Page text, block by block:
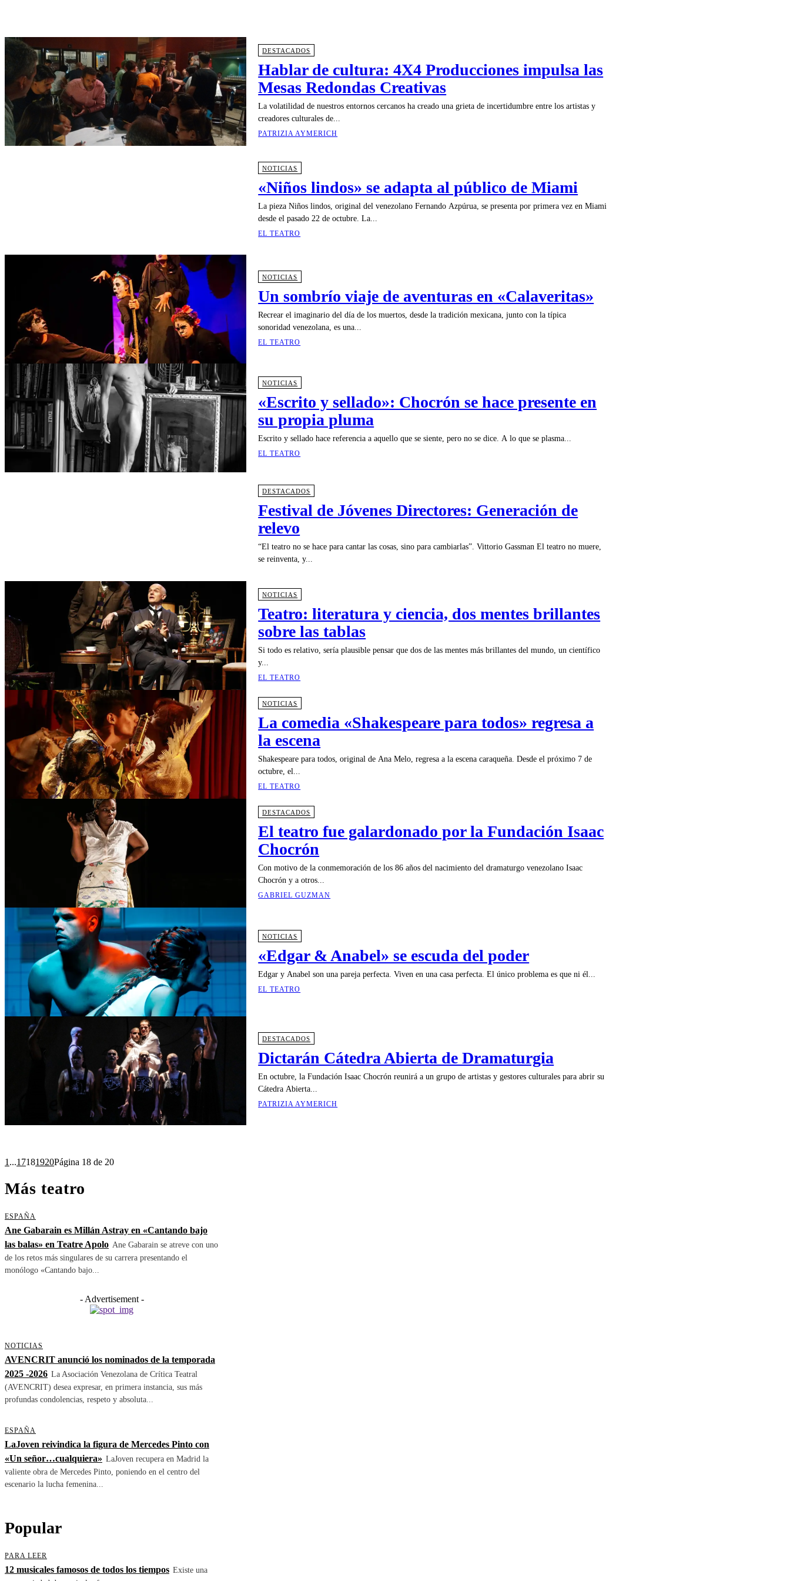
DESTACADOS
Hablar de cultura: 4X4 Producciones impulsa las
Mesas Redondas Creativas
La volatilidad de nuestros entornos cercanos ha creado una grieta de incertidumbre entre los artistas y
creadores culturales de...
PATRIZIA AYMERICH
NOTICIAS
«Niños lindos» se adapta al público de Miami
La pieza Niños lindos, original del venezolano Fernando Azpúrua, se presenta por primera vez en Miami
desde el pasado 22 de octubre. La...
EL TEATRO
NOTICIAS
Un sombrío viaje de aventuras en «Calaveritas»
Recrear el imaginario del día de los muertos, desde la tradición mexicana, junto con la típica
sonoridad venezolana, es una...
EL TEATRO
NOTICIAS
«Escrito y sellado»: Chocrón se hace presente en
su propia pluma
Escrito y sellado hace referencia a aquello que se siente, pero no se dice. A lo que se plasma...
EL TEATRO
DESTACADOS
Festival de Jóvenes Directores: Generación de
relevo
“El teatro no se hace para cantar las cosas, sino para cambiarlas”. Vittorio Gassman El teatro no muere,
se reinventa, y...
NOTICIAS
Teatro: literatura y ciencia, dos mentes brillantes
sobre las tablas
Si todo es relativo, sería plausible pensar que dos de las mentes más brillantes del mundo, un científico
y...
EL TEATRO
NOTICIAS
La comedia «Shakespeare para todos» regresa a
la escena
Shakespeare para todos, original de Ana Melo, regresa a la escena caraqueña. Desde el próximo 7 de
octubre, el...
EL TEATRO
DESTACADOS
El teatro fue galardonado por la Fundación Isaac
Chocrón
Con motivo de la conmemoración de los 86 años del nacimiento del dramaturgo venezolano Isaac
Chocrón y a otros...
GABRIEL GUZMAN
NOTICIAS
«Edgar & Anabel» se escuda del poder
Edgar y Anabel son una pareja perfecta. Viven en una casa perfecta. El único problema es que ni él...
EL TEATRO
DESTACADOS
Dictarán Cátedra Abierta de Dramaturgia
En octubre, la Fundación Isaac Chocrón reunirá a un grupo de artistas y gestores culturales para abrir su
Cátedra Abierta...
PATRIZIA AYMERICH
1 ...17181920Página 18 de 20
Más teatro
ESPAÑA
Ane Gabarain es Millán Astray en «Cantando bajo
las balas» en Teatre Apolo Ane Gabarain se atreve con uno
de los retos más singulares de su carrera presentando el
monólogo «Cantando bajo...
- Advertisement -
NOTICIAS
AVENCRIT anunció los nominados de la temporada
2025 -2026 La Asociación Venezolana de Crítica Teatral
(AVENCRIT) desea expresar, en primera instancia, sus más
profundas condolencias, respeto y absoluta...
ESPAÑA
LaJoven reivindica la figura de Mercedes Pinto con
«Un señor…cualquiera» LaJoven recupera en Madrid la
valiente obra de Mercedes Pinto, poniendo en el centro del
escenario la lucha femenina...
Popular
PARA LEER
12 musicales famosos de todos los tiempos Existe una